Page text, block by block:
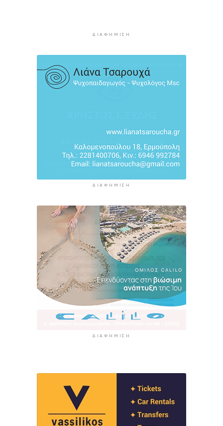
Διευρύνεται η εθνική πρωτοβουλία για τις τιμές
στο ράφι των σούπερ μάρκετ
4 ώρες 14 λεπτά πρίν
ΔΙΑΦΉΜΙΣΗ
ΔΙΑΦΉΜΙΣΗ
ΔΙΑΦΉΜΙΣΗ